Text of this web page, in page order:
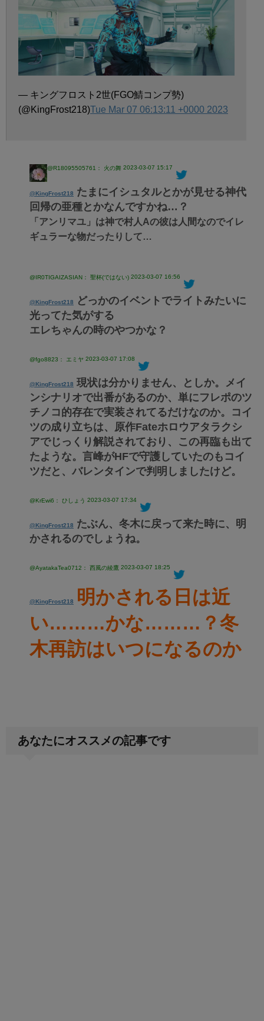
— キングフロスト2世(FGO鯖コンプ勢)
(@KingFrost218)Tue Mar 07 06:13:11 +0000 2023
@R18095505761： 火の舞 2023-03-07 15:17
@KingFrost218
たまにイシュタルとかが見せる神代
回帰の亜種とかなんですかね…？
「アンリマユ」は神で村人Aの彼は人間なのでイレ
ギュラーな物だったりして…
@IR0TIGAIZASIAN： 聖杯(ではない) 2023-03-07 16:56
@KingFrost218
どっかのイベントでライトみたいに
光ってた気がする
エレちゃんの時のやつかな？
@fgo8823： エミヤ 2023-03-07 17:08
@KingFrost218 現状は分かりません、としか。メイ
ンシナリオで出番があるのか、単にフレポのツ
チノコ的存在で実装されてるだけなのか。コイ
ツの成り立ちは、原作Fateホロウアタラクシ
アでじっくり解説されており、この再臨も出て
たような。言峰がHFで守護していたのもコイ
ツだと、バレンタインで判明しましたけど。
@KrEwi6： ひしょう 2023-03-07 17:34
@KingFrost218
たぶん、冬木に戻って来た時に、明
かされるのでしょうね。
@AyatakaTea0712： 西風の綾鷹 2023-03-07 18:25
@KingFrost218
明かされる日は近
い………かな………？冬
木再訪はいつになるのか
あなたにオススメの記事です